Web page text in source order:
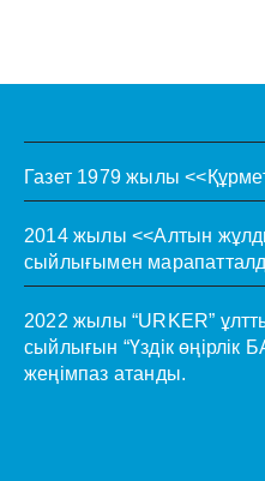
Газет 1979 жылы
2014 жылы <<Алтын
сыйлығымен
2022 жылы “URKER”
сыйлығын “Үздік өңірлік
жеңімпаз атанды.